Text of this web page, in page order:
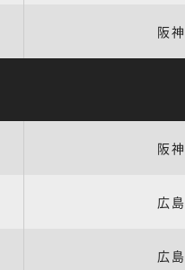
阪神
阪神
広島
広島